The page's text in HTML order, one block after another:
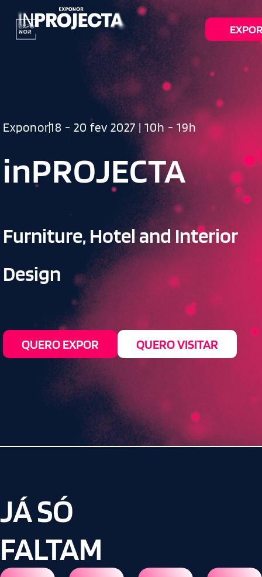
Exponor18 - 20 fev 2027 | 10h - 19h
inPROJECTA
Furniture, Hotel and Interior
Design
QUERO EXPOR QUERO VISITAR
JÁ SÓ
FALTAM